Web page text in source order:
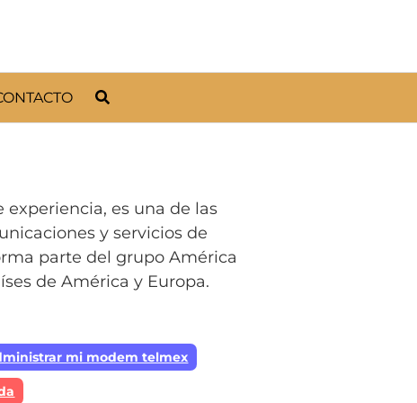
experiencia, es una de las
y servicios de
parte del grupo América
de América y Europa.
mi modem telmex